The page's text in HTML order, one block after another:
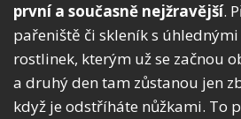
první a současně nejžravější.
pařeniště či skleník s
rostlinek, kterým už se začnou
a druhý den tam zůstanou jen
když je odstříháte nůžkami. To